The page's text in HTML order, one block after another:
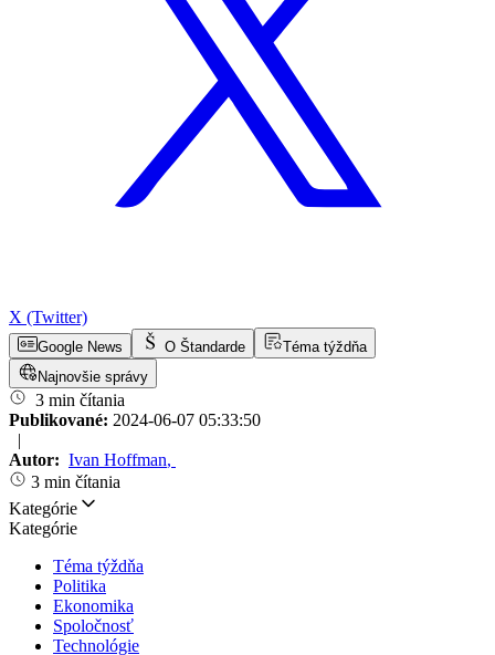
X (Twitter)
Google News O Štandarde
Téma týždňa
Najnovšie správy
3 min čítania
Publikované: 2024-06-07 05:33:50
|
Autor: Ivan Hoffman,
3 min čítania
Kategórie
Kategórie
Téma týždňa
Politika
Ekonomika
Spoločnosť
Technológie